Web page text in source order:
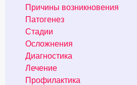
Причины возникновения
Патогенез
Стадии
Осложнения
Диагностика
Лечение
Профилактика